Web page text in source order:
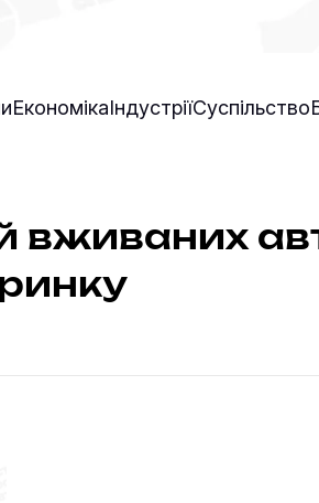
ЕкономікаІндустріїСуспільство
вживаних